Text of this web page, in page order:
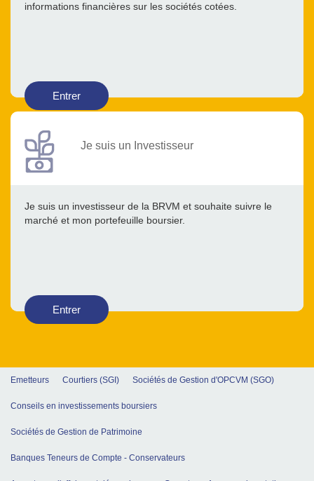
informations financières sur les sociétés cotées.
Entrer
Je suis un Investisseur
Je suis un investisseur de la BRVM et souhaite suivre le
marché et mon portefeuille boursier.
Entrer
Emetteurs Courtiers (SGI) Sociétés de Gestion d'OPCVM (SGO)
Conseils en investissements boursiers
Sociétés de Gestion de Patrimoine
Banques Teneurs de Compte - Conservateurs